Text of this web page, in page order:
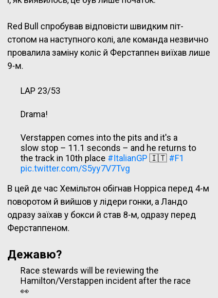
Red Bull спробував відповісти швидким піт-
стопом на наступного колі, але команда незвично
провалила заміну коліс й Ферстаппен виїхав лише
9-м.
LAP 23/53
Drama!
Verstappen comes into the pits and it's a
slow stop – 11.1 seconds – and he returns to
the track in 10th place #ItalianGP 🇮🇹 #F1
pic.twitter.com/S5yy7V7Tvg
— Formula 1 (@F1)September 12, 2021
В цей де час Хемільтон обігнав Норріса перед 4-м
поворотом й вийшов у лідери гонки, а Ландо
одразу заїхав у бокси й став 8-м, одразу перед
Ферстаппеном.
Дежавю?
Race stewards will be reviewing the
Hamilton/Verstappen incident after the race
👀